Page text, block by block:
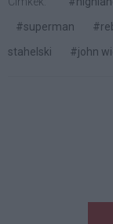
#superman
stahelski
#john